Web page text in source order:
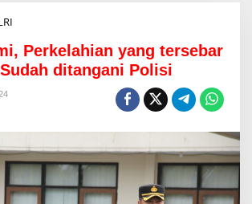
S
u
k
i
,
P
e
Perkelahian yang tersebar
ditangani Polisi